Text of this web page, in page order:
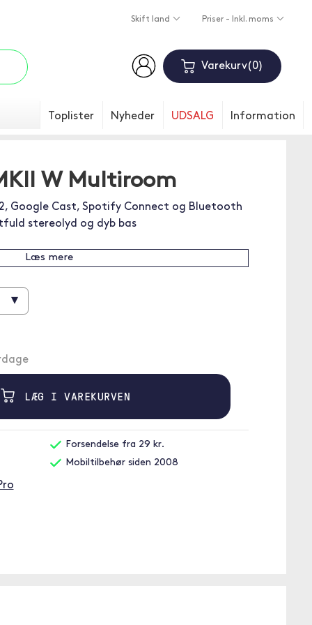
Skift land Priser - Inkl. moms
Varekurv 0
Toplister Nyheder UDSALG Information
W Multiroom
Google Cast, Spotify Connect og Bluetooth
stereolyd og dyb bas
Læs mere
▾
LÆG I VAREKURVEN
Forsendelse fra 29 kr.
Mobiltilbehør siden 2008